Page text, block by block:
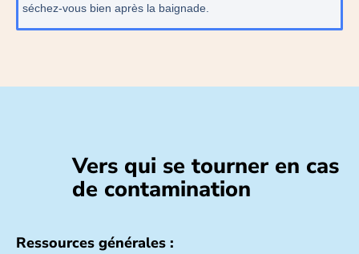
séchez-vous bien après la baignade.
Vers qui se tourner en cas
de contamination
Ressources générales :